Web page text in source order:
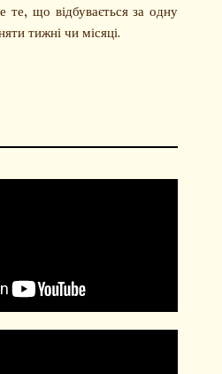
що відбувається за одну
тижні чи місяці.